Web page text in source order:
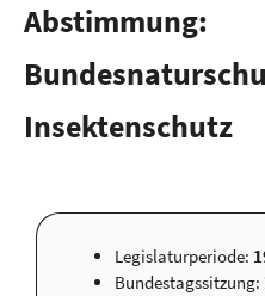
Abstimmung:
Insektenschutz
Legislaturperiode:
Bundestagssitzung: